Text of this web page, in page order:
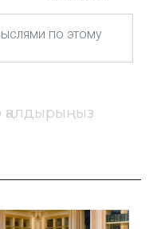
қалдырыңыз